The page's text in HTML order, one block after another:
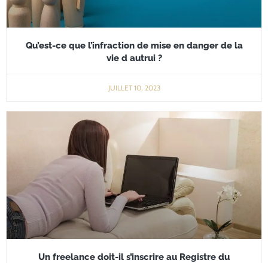
Qu’est-ce que l’infraction de mise en danger de la
vie d autrui ?
JUILLET 10, 2023
Un freelance doit-il s’inscrire au Registre du